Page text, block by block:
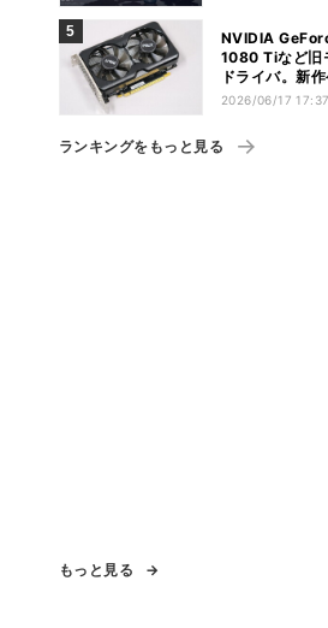
NVIDIA
1080 Tiなど旧
ドライバ。新
対応
2026/06/17 17:37
ランキングをもっと見る
もっと見る